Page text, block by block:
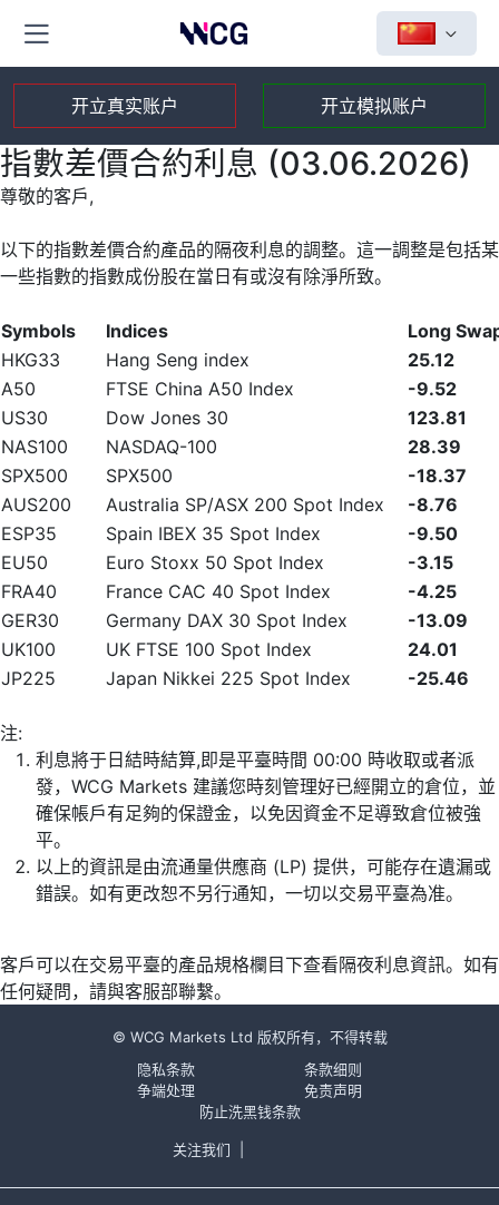
开立真实账户 开立模拟账户
指數差價合約利息 (03.06.2026)
尊敬的客戶,
以下的指數差價合約產品的隔夜利息的調整。這一調整是包括某
一些指數的指數成份股在當日有或沒有除淨所致。
Symbols Indices
Long
HKG33
Hang Seng index
25.12
A50
FTSE China A50 Index
-9.52
US30
Dow Jones 30
123.81
NAS100
NASDAQ-100
28.39
SPX500
SPX500
-18.37
AUS200
Australia SP/ASX 200 Spot Index
-8.76
ESP35
Spain IBEX 35 Spot Index
-9.50
EU50
Euro Stoxx 50 Spot Index
-3.15
FRA40
France CAC 40 Spot Index
-4.25
GER30
Germany DAX 30 Spot Index
-13.09
UK100
UK FTSE 100 Spot Index
24.01
JP225
Japan Nikkei 225 Spot Index -25.46
注:
利息將于日結時結算,即是平臺時間 00:00 時收取或者派
發，WCG Markets 建議您時刻管理好已經開立的倉位，並
確保帳戶有足夠的保證金，以免因資金不足導致倉位被強
平。
以上的資訊是由流通量供應商 (LP) 提供，可能存在遺漏或
錯誤。如有更改恕不另行通知，一切以交易平臺為准。
客戶可以在交易平臺的產品規格欄目下查看隔夜利息資訊。如有
任何疑問，請與客服部聯繫。
© WCG Markets Ltd 版权所有，不得转载
隐私条款
条款细则
争端处理
免责声明
防止洗黑钱条款
关注我们